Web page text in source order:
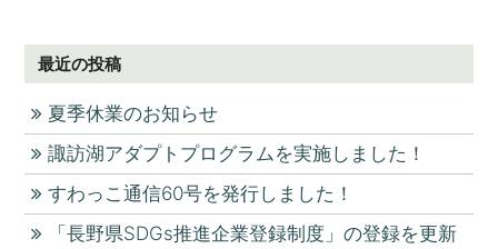
最近の投稿
夏季休業のお知らせ
諏訪湖アダプトプログラムを実施しました！
すわっこ通信60号を発行しました！
「長野県SDGs推進企業登録制度」の登録を更新